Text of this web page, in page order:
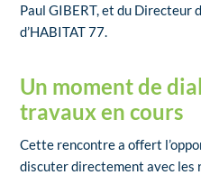
Paul GIBERT, et du Directeur
d’HABITAT 77.
Un moment de
travaux en cours
Cette rencontre a offert
discuter directement avec les